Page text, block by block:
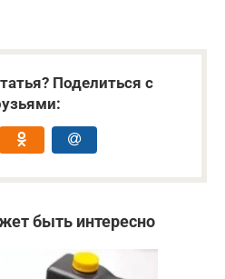
Поделиться с
быть интересно